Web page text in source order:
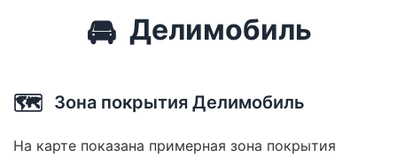
🚘 Делимобиль
🗺️ Зона покрытия Делимобиль
На карте показана примерная зона покрытия